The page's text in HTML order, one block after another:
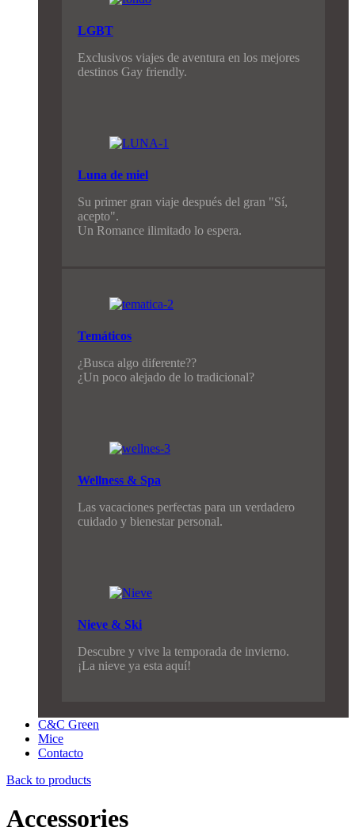
LGBT
Exclusivos viajes de aventura en los mejores
destinos Gay friendly.
Luna de miel
Su primer gran viaje después del gran "Sí,
acepto".
Un Romance ilimitado lo espera.
Temáticos
¿Busca algo diferente??
¿Un poco alejado de lo tradicional?
Wellness & Spa
Las vacaciones perfectas para un verdadero
cuidado y bienestar personal.
Nieve & Ski
Descubre y vive la temporada de invierno.
¡La nieve ya esta aquí!
C&C Green
Mice
Contacto
Back to products
Accessories